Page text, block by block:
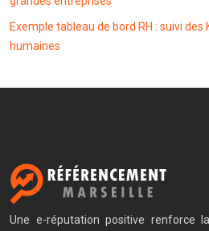
Exemple tableau de bord RH : suivi des
humaines
Une e-réputation positive renforce